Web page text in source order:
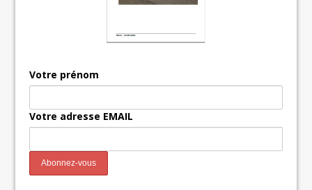
Votre prénom
Votre adresse EMAIL